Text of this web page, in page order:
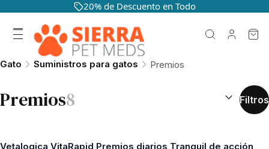
20% de Descuento en Todo
Gato Suministros para gatos Premios
Premios8 Filtros
Vetalogica VitaRapid Premios diarios Tranquil de acción